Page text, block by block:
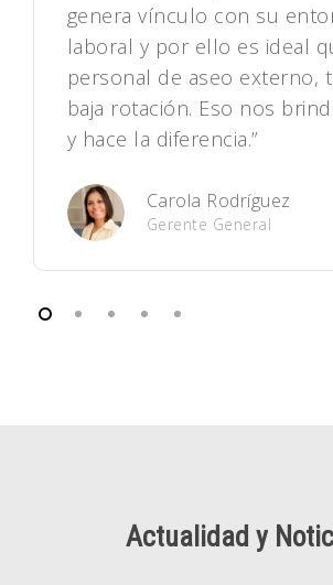
genera vínculo con su
laboral y por ello es ideal
personal de aseo externo,
baja rotación. Eso nos
y hace la diferencia.”
Carola Rodríguez
Gerente General
Actualidad y